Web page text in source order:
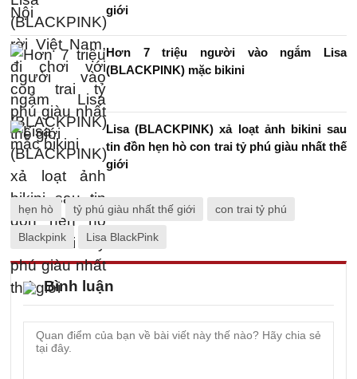
giới
Hơn 7 triệu người vào ngắm Lisa
(BLACKPINK) mặc bikini
Lisa (BLACKPINK) xả loạt ảnh bikini sau
tin đồn hẹn hò con trai tỷ phú giàu nhất thế
giới
hẹn hò tỷ phú giàu nhất thế giới con trai tỷ phú
Blackpink Lisa BlackPink
Bình luận